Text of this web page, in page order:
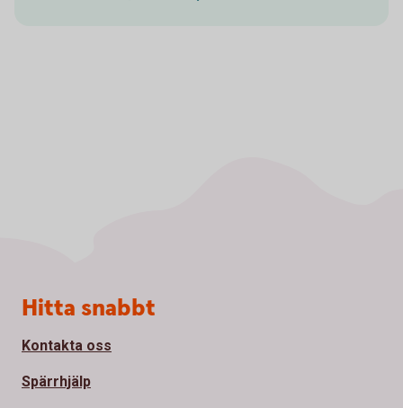
Sidfot
Hitta snabbt
Kontakta oss
Spärrhjälp